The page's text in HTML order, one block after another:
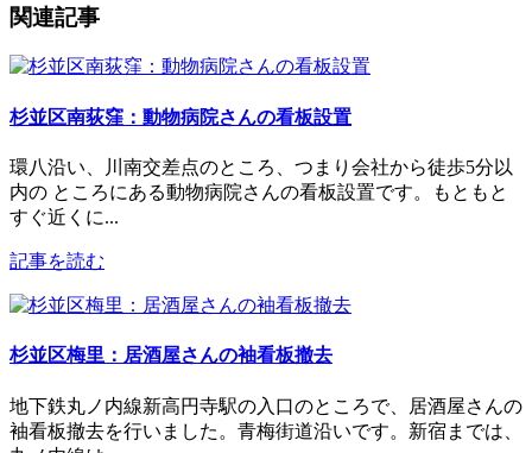
関連記事
杉並区南荻窪：動物病院さんの看板設置
環八沿い、川南交差点のところ、つまり会社から徒歩5分以
内の ところにある動物病院さんの看板設置です。もともと
すぐ近くに...
記事を読む
杉並区梅里：居酒屋さんの袖看板撤去
地下鉄丸ノ内線新高円寺駅の入口のところで、居酒屋さんの
袖看板撤去を行いました。青梅街道沿いです。新宿までは、